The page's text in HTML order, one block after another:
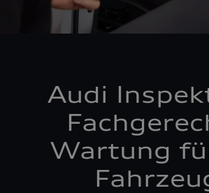
Audi
Wartung